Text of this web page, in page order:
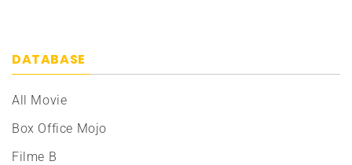
DATABASE
All Movie
Box Office Mojo
Filme B